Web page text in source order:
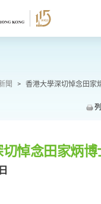
聞 > 香港大學深切悼念田家
悼念田家炳博